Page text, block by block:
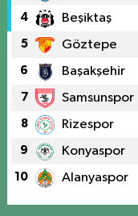
4 Beşiktaş
5 Göztepe
6 Başakşehir
7 Samsunspor
8 Rizespor
9 Konyaspor
10 Alanyaspor